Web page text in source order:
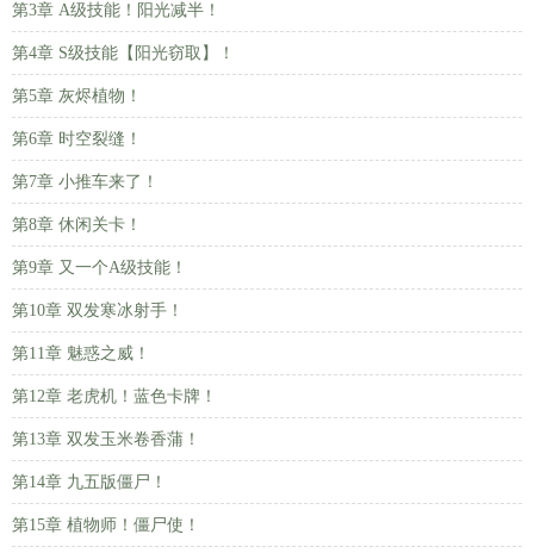
第3章 A级技能！阳光减半！
第4章 S级技能【阳光窃取】！
第5章 灰烬植物！
第6章 时空裂缝！
第7章 小推车来了！
第8章 休闲关卡！
第9章 又一个A级技能！
第10章 双发寒冰射手！
第11章 魅惑之威！
第12章 老虎机！蓝色卡牌！
第13章 双发玉米卷香蒲！
第14章 九五版僵尸！
第15章 植物师！僵尸使！